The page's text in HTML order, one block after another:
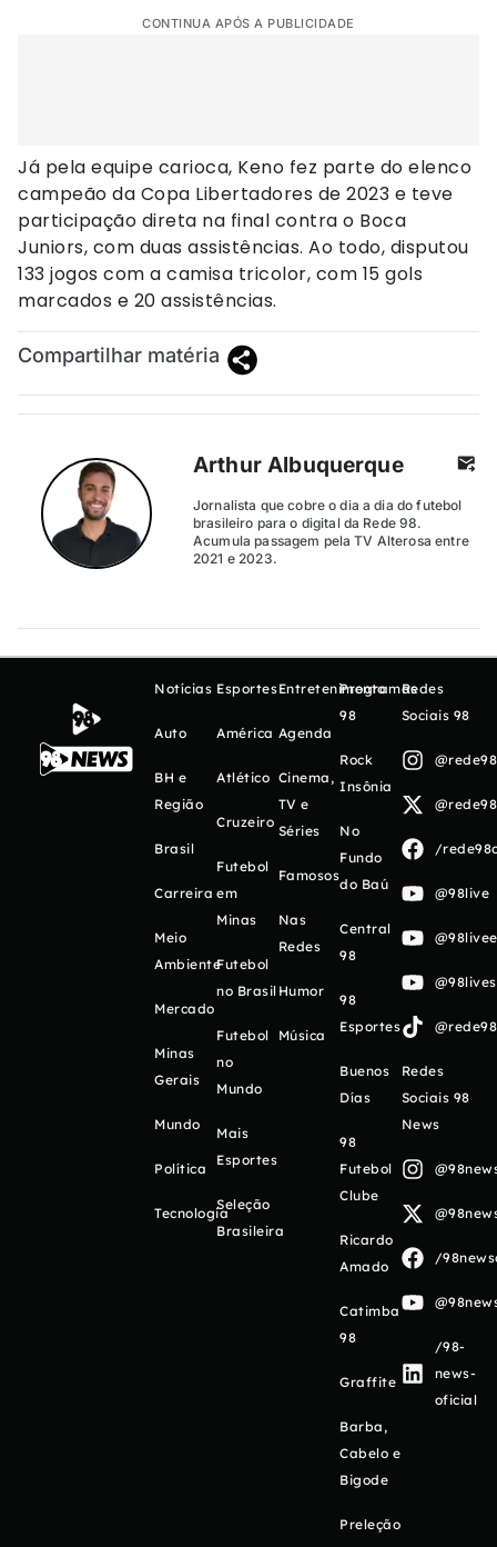
CONTINUA APÓS A PUBLICIDADE
Já pela equipe carioca, Keno fez parte do elenco
campeão da Copa Libertadores de 2023 e teve
participação direta na final contra o Boca
Juniors, com duas assistências. Ao todo, disputou
133 jogos com a camisa tricolor, com 15 gols
marcados e 20 assistências.
Compartilhar matéria
Arthur Albuquerque
Jornalista que cobre o dia a dia do futebol
brasileiro para o digital da Rede 98.
Acumula passagem pela TV Alterosa entre
2021 e 2023.
Notícias
Auto
BH e
Região
Brasil
Carreira
Meio
Ambiente
Mercado
Minas
Gerais
Mundo
Política
Tecnologia
Esportes
América
Atlético
Cruzeiro
Futebol
em
Minas
Futebol
no Brasil
Futebol
no
Mundo
Mais
Esportes
Seleção
Brasileira
Entretenimento
Agenda
Cinema,
TV e
Séries
Famosos
Nas
Redes
Humor
Música
Programas
98
Rock
Insônia
No
Fundo
do Baú
Central
98
98
Esportes
Buenos
Días
98
Futebol
Clube
Ricardo
Amado
Catimba
98
Graffite
Barba,
Cabelo e
Bigode
Preleção
Redes
Sociais 98
/
@98live
Redes
Sociais 98
News
/
/98-
news-
oficial